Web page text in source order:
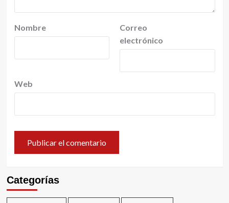
Nombre
Correo
electrónico
Web
Categorías